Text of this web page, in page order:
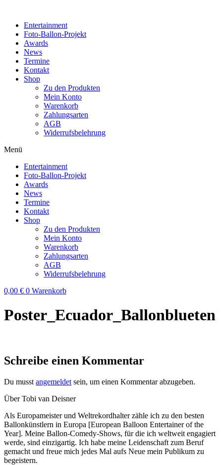
wechselnEntertainment
Foto-Ballon-Projekt
Awards
News
Termine
Kontakt
Shop
Zu den Produkten
Mein Konto
Warenkorb
Zahlungsarten
AGB
Widerrufsbelehrung
Menü
Entertainment
Foto-Ballon-Projekt
Awards
News
Termine
Kontakt
Shop
Zu den Produkten
Mein Konto
Warenkorb
Zahlungsarten
AGB
Widerrufsbelehrung
0,00 € 0 Warenkorb
Poster_Ecuador_Ballonblueten
Schreibe einen Kommentar
Du musst angemeldet sein, um einen Kommentar abzugeben.
Über Tobi van Deisner
Als Europameister und Weltrekordhalter zähle ich zu den besten
Ballonkünstlern in Europa [European Balloon Entertainer of the
Year]. Meine Ballon-Comedy-Shows, für die ich weltweit engagiert
werde, sind einzigartig. Ich habe meine Leidenschaft zum Beruf
gemacht und freue mich jedes Mal aufs Neue mein Publikum zu
begeistern.